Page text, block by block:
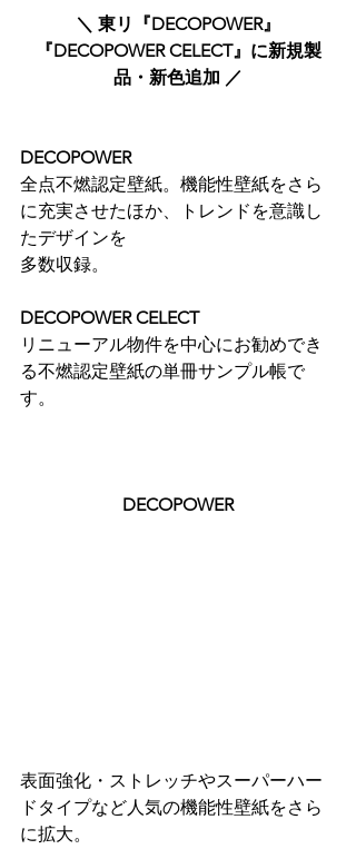
＼ 東リ『DECOPOWER』
『DECOPOWER CELECT』に新規製
品・新色追加 ／
DECOPOWER
全点不燃認定壁紙。機能性壁紙をさら
に充実させたほか、トレンドを意識し
たデザインを
多数収録。​
DECOPOWER CELECT
リニューアル物件を中心にお勧めでき
る不燃認定壁紙の単冊サンプル帳で
す。​
DECOPOWER
表面強化・ストレッチやスーパーハー
ドタイプなど人気の機能性壁紙をさら
に拡大。